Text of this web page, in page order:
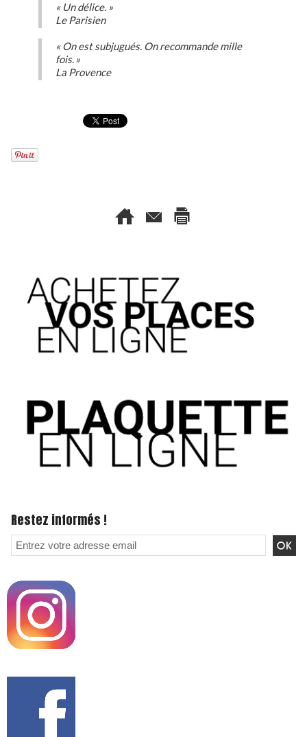
« Un délice. »
Le Parisien
« On est subjugués. On recommande mille
fois. »
La Provence
Restez informés !